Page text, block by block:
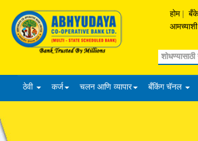
होम
Search
ठेवी कर्ज चलन आणि व्यापार बँकिंग चॅनल